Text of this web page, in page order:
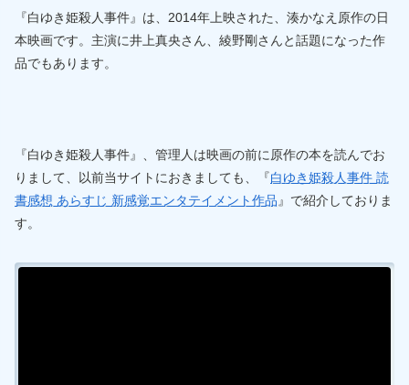
『白ゆき姫殺人事件』は、2014年上映された、湊かなえ原作の日
本映画です。主演に井上真央さん、綾野剛さんと話題になった作
品でもあります。
『白ゆき姫殺人事件』、管理人は映画の前に原作の本を読んでお
りまして、以前当サイトにおきましても、『白ゆき姫殺人事件 読
書感想 あらすじ 新感覚エンタテイメント作品』で紹介しておりま
す。